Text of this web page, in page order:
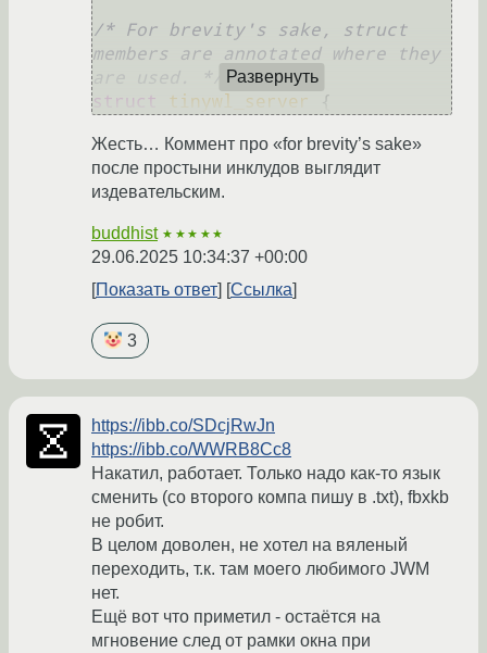
/* For brevity's sake, struct
members are annotated where they
are used. */
struct
tinywl_server {
Развернуть
Жесть… Коммент про «for brevity’s sake»
после простыни инклудов выглядит
издевательским.
buddhist ★★★★★
29.06.2025 10:34:37 +00:00
Показать ответ
Ссылка
3
https://ibb.co/SDcjRwJn
https://ibb.co/WWRB8Cc8
Накатил, работает. Только надо как-то язык
сменить (со второго компа пишу в .txt), fbxkb
не робит.
В целом доволен, не хотел на вяленый
переходить, т.к. там моего любимого JWM
нет.
Ещё вот что приметил - остаётся на
мгновение след от рамки окна при